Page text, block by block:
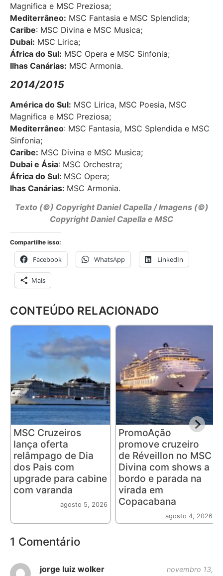
Magnifica e MSC Preziosa;
Mediterrâneo: MSC Fantasia e MSC Splendida;
Caribe: MSC Divina e MSC Musica;
Dubai: MSC Lirica;
África do Sul: MSC Opera e MSC Sinfonia;
Ilhas Canárias: MSC Armonia.
2014/2015
América do Sul: MSC Lirica, MSC Poesia, MSC
Magnifica e MSC Preziosa;
Mediterrâneo: MSC Fantasia, MSC Splendida e MSC
Sinfonia;
Caribe: MSC Divina e MSC Musica;
Dubai e Ásia: MSC Orchestra;
África do Sul: MSC Opera;
lhas Canárias: MSC Armonia.
Texto (©) Copyright Daniel Capella / Imagens (©)
Copyright Daniel Capella e MSC
Compartilhe isso:
Facebook WhatsApp LinkedIn
Mais
CONTEÚDO RELACIONADO
MSC Cruzeiros
lança oferta
relâmpago de Dia
dos Pais com
upgrade para cabine
com varanda
agosto 5, 2026
PromoAção
promove cruzeiro
de Réveillon no MSC
Divina com shows a
bordo e parada na
virada em
Copacabana
agosto 4, 2026
1 Comentário
jorge luiz wolker
novembro 13,